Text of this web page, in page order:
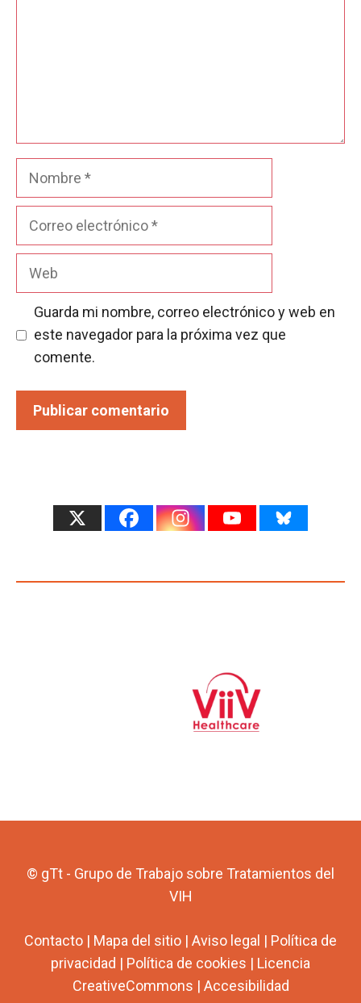
Nombre
Guarda mi nombre, correo electrónico y web en
este navegador para la próxima vez que
comente.
© gTt - Grupo de Trabajo sobre Tratamientos del
VIH
Contacto | Mapa del sitio | Aviso legal | Política de
privacidad | Política de cookies | Licencia
CreativeCommons | Accesibilidad